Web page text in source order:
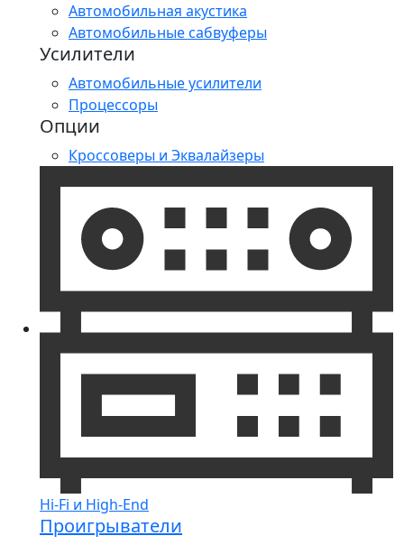
Автомобильная акустика
Автомобильные сабвуферы
Усилители
Автомобильные усилители
Процессоры
Опции
Кроссоверы и Эквалайзеры
Hi-Fi и High-End
Проигрыватели